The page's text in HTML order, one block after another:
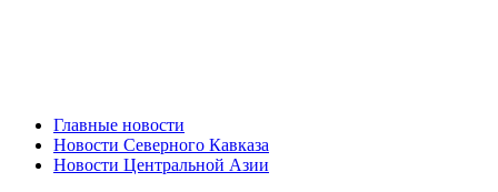
Главные новости
Новости Северного Кавказа
Новости Центральной Азии